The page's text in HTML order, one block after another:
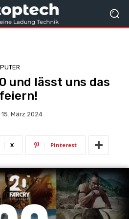
und lässt uns das
15. März 2024
X Pinterest